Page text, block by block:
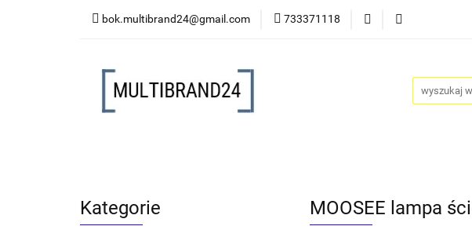
bok.multibrand24@gmail.com 733371118
MEBLE LAMPY AKCESORIA
Kategorie MOOSEE lampa